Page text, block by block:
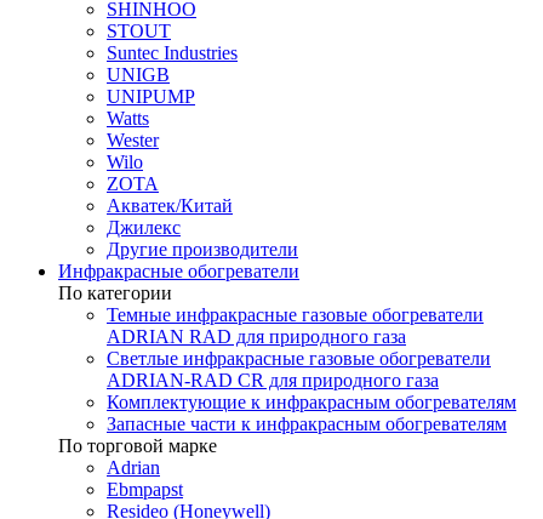
SHINHOO
STOUT
Suntec Industries
UNIGB
UNIPUMP
Watts
Wester
Wilo
ZOTA
Акватек/Китай
Джилекс
Другие производители
Инфракрасные обогреватели
По категории
Темные инфракрасные газовые обогреватели
ADRIAN RAD для природного газа
Светлые инфракрасные газовые обогреватели
ADRIAN-RAD CR для природного газа
Комплектующие к инфракрасным обогревателям
Запасные части к инфракрасным обогревателям
По торговой марке
Adrian
Ebmpapst
Resideo (Honeywell)